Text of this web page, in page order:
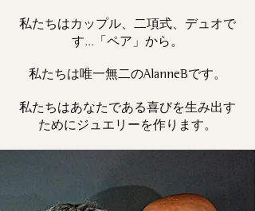
私たちはカップル、二項式、デュオで
す...「ペア」から。
私たちは唯一無二のAlanneBです。
私たちはあなたである喜びを生み出す
ためにジュエリーを作ります。